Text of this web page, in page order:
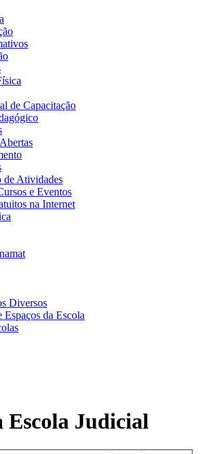
de Capacitação
de Atividades
e Eventos
na Internet
Diversos
Espaços da Escola
Escola Judicial